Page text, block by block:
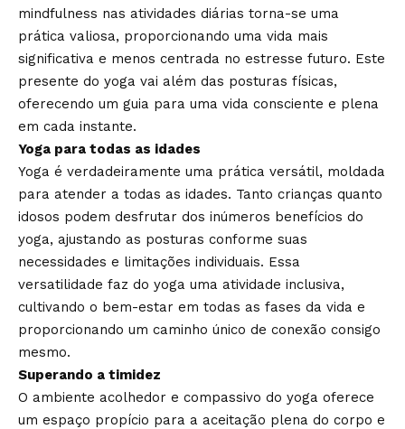
mindfulness nas atividades diárias torna-se uma
prática valiosa, proporcionando uma vida mais
significativa e menos centrada no estresse futuro. Este
presente do yoga vai além das posturas físicas,
oferecendo um guia para uma vida consciente e plena
em cada instante.
Yoga para todas as idades
Yoga é verdadeiramente uma prática versátil, moldada
para atender a todas as idades. Tanto crianças quanto
idosos podem desfrutar dos inúmeros benefícios do
yoga, ajustando as posturas conforme suas
necessidades e limitações individuais. Essa
versatilidade faz do yoga uma atividade inclusiva,
cultivando o bem-estar em todas as fases da vida e
proporcionando um caminho único de conexão consigo
mesmo.
Superando a timidez
O ambiente acolhedor e compassivo do yoga oferece
um espaço propício para a aceitação plena do corpo e